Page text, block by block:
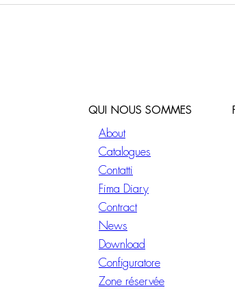
QUI NOUS SOMMES
About
Catalogues
Contatti
Fima Diary
Contract
News
Download
Configuratore
Zone réservée